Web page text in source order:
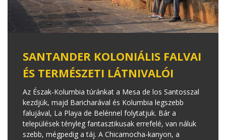
SANTANDER KOLONIÁLIS FALVAI
ÉS TERMÉSZETI LÁTNIVALÓI
Az Észak-Kolumbia túránkat a Mesa de los Santosszal
kezdjük, majd Baricharával és Kolumbia legszebb
falujával, La Playa de Belénnel folytatjuk. Bár a
települések tényleg fantasztikusak errefelé, van náluk
szebb, mégpedig a táj. A Chicamocha-kanyon, a